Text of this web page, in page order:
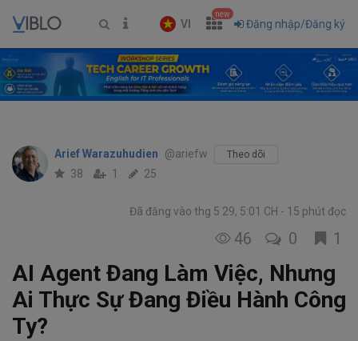
VI
new
Đăng nhập/Đăng ký
Arief Warazuhudien @ariefw Theo dõi
38 1 25
Đã đăng vào thg 5 29, 5:01 CH 15 phút đọc
46 0 1
AI Agent Đang Làm Việc, Nhưng
Ai Thực Sự Đang Điều Hành Công
Ty?